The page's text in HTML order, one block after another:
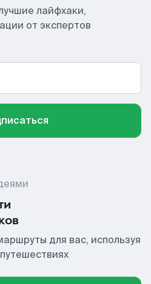
лайфхаки,
от экспертов
для вас, используя